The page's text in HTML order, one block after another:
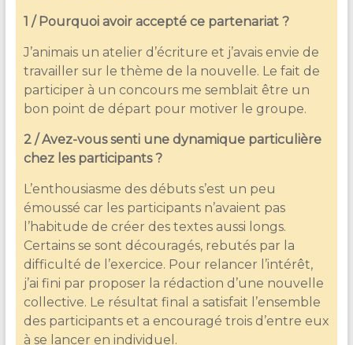
1 / Pourquoi avoir accepté ce partenariat ?
J’animais un atelier d’écriture et j’avais envie de
travailler sur le thème de la nouvelle. Le fait de
participer à un concours me semblait être un
bon point de départ pour motiver le groupe.
2 / Avez-vous senti une dynamique particulière
chez les participants ?
L’enthousiasme des débuts s’est un peu
émoussé car les participants n’avaient pas
l’habitude de créer des textes aussi longs.
Certains se sont découragés, rebutés par la
difficulté de l’exercice. Pour relancer l’intérêt,
j’ai fini par proposer la rédaction d’une nouvelle
collective. Le résultat final a satisfait l’ensemble
des participants et a encouragé trois d’entre eux
à se lancer en individuel.